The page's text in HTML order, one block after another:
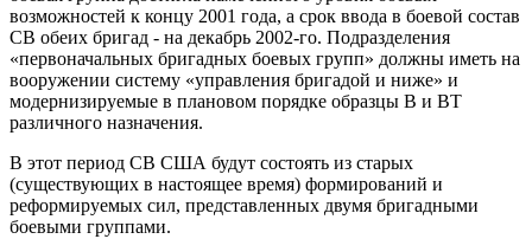
возможностей к концу 2001 года, а срок ввода в боевой состав
СВ обеих бригад - на декабрь 2002-го. Подразделения
«первоначальных бригадных боевых групп» должны иметь на
вооружении систему «управления бригадой и ниже» и
модернизируемые в плановом порядке образцы В и ВТ
различного назначения.
В этот период СВ США будут состоять из старых
(существующих в настоящее время) формирований и
реформируемых сил, представленных двумя бригадными
боевыми группами.